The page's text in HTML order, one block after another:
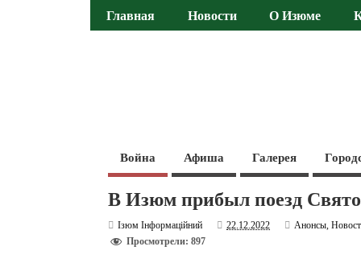
Главная Новости О Изюме
Война Афиша Галерея
В Изюм прибыл поезд
Ізюм Інформаційний 22.12.2022 Анонсы,
Просмотрели: 897